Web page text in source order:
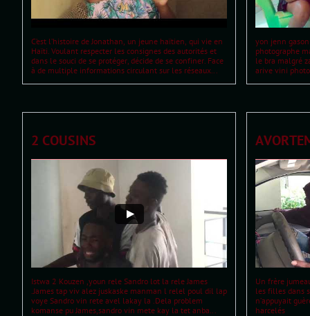
C’est l’histoire de Jonathan, un jeune haïtien, qui vie en
Haïti. Voulant respecter les consignes des autorités et
dans le souci de se protéger, décide de se confiner. Face
à de multiple informations circulant sur les réseaux...
yon jenn
photographe
le bra malgré
arive vini
2 COUSINS
Istwa 2 Kouzen ,youn rele Sandro lot la rele James
.James tap viv alez juskaske manman l relel poul dil lap
voye Sandro vin rete avel lakay la .Dela problem
komanse pu James,sandro vin mete kay la tet anba...
Un frère
les filles dans
n’appuyait
harcelés